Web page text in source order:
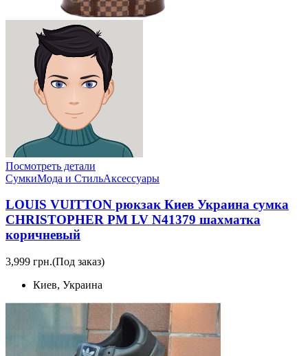
Посмотреть детали
СумкиМода и СтильАксессуары
LOUIS VUITTON рюкзак Киев Украина сумка
CHRISTOPHER PM LV N41379 шахматка
коричневый
3,999 грн.(Под заказ)
Киев, Украина